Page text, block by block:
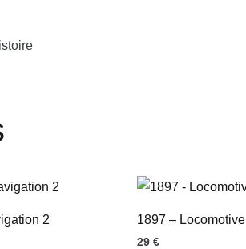
2 1897 – Locomotive
29 €